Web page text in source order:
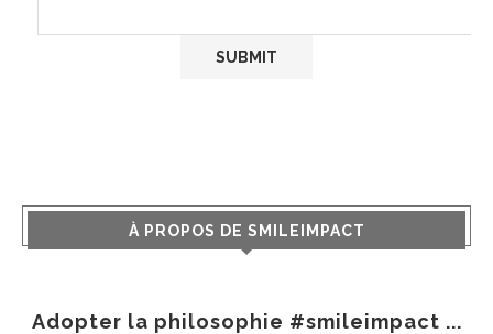
À PROPOS DE SMILEIMPACT
Adopter la philosophie #smileimpact ...